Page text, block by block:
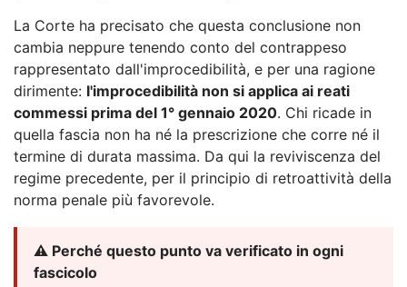
La Corte ha precisato che questa conclusione non
cambia neppure tenendo conto del contrappeso
rappresentato dall'improcedibilità, e per una ragione
dirimente: l'improcedibilità non si applica ai reati
commessi prima del 1° gennaio 2020. Chi ricade in
quella fascia non ha né la prescrizione che corre né il
termine di durata massima. Da qui la reviviscenza del
regime precedente, per il principio di retroattività della
norma penale più favorevole.
⚠️ Perché questo punto va verificato in ogni
fascicolo